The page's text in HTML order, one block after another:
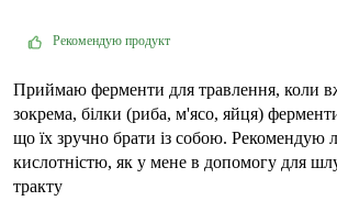
Рекомендую продукт
Приймаю ферменти для травлення, коли
зокрема, білки (риба, м'ясо, яйця)
що їх зручно брати із собою. Рекомендую
кислотністю, як у мене в допомогу для
тракту